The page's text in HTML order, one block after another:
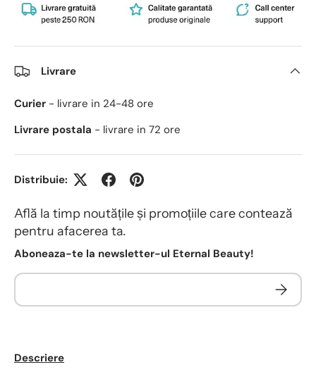
Livrare
Curier - livrare in 24-48 ore
Livrare postala - livrare in 72 ore
Distribuie:
Află la timp noutățile și promoțiile care contează
pentru afacerea ta.
Aboneaza-te la newsletter-ul Eternal Beauty!
Descriere